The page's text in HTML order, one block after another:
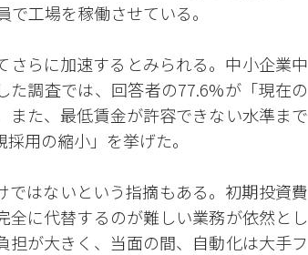
工場を稼働させている。
らに加速するとみられる。中小企業中
調査では、回答者の77.6%が「現在の
た、最低賃金が許容できない水準まで
用の縮小」を挙げた。
ではないという指摘もある。初期投資費
に代替するのが難しい業務が依然とし
が大きく、当面の間、自動化は大手フ